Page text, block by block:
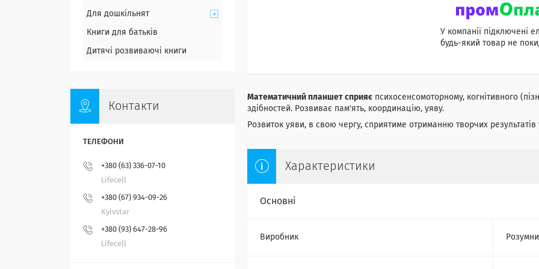
У компанії підключені
будь-який товар не
Математичний планшет сприяє психосенсомоторному, когнітивного
здібностей. Розвиває пам'ять, координацію, уяву.
Розвиток уяви, в свою чергу, сприятиме отриманню творчих результатів
Характеристики
Основні
Виробник
Для дошкільнят
Книги для батьків
Дитячі розвиваючі книги
Контакти
+380 (63) 336-07-10
Lifecell
+380 (67) 934-09-26
Kyivstar
+380 (93) 647-28-96
Lifecell